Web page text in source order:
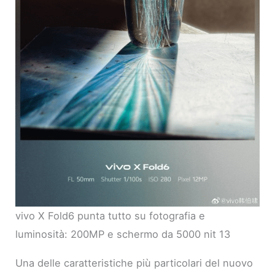
vivo X Fold6 punta tutto su fotografia e
luminosità: 200MP e schermo da 5000 nit 13
Una delle caratteristiche più particolari del nuovo